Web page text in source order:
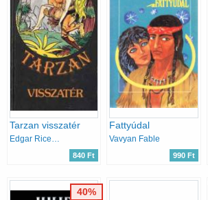
Tarzan visszatér
Edgar Rice Burroughs
840 Ft
Fattyúdal
Vavyan Fable
990 Ft
40%